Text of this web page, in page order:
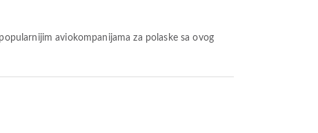
aviokompanijama za polaske sa ovog